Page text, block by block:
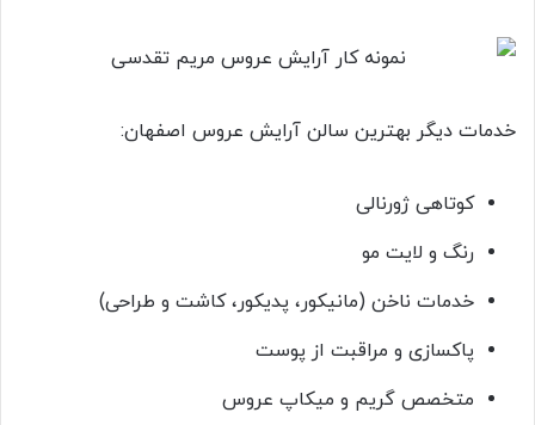
خدمات دیگر بهترین سالن آرایش عروس اصفهان:
کوتاهی ژورنالی
رنگ و لایت مو
خدمات ناخن (مانیکور، پدیکور، کاشت و طراحی)
پاکسازی و مراقبت از پوست
متخصص گریم و میکاپ عروس